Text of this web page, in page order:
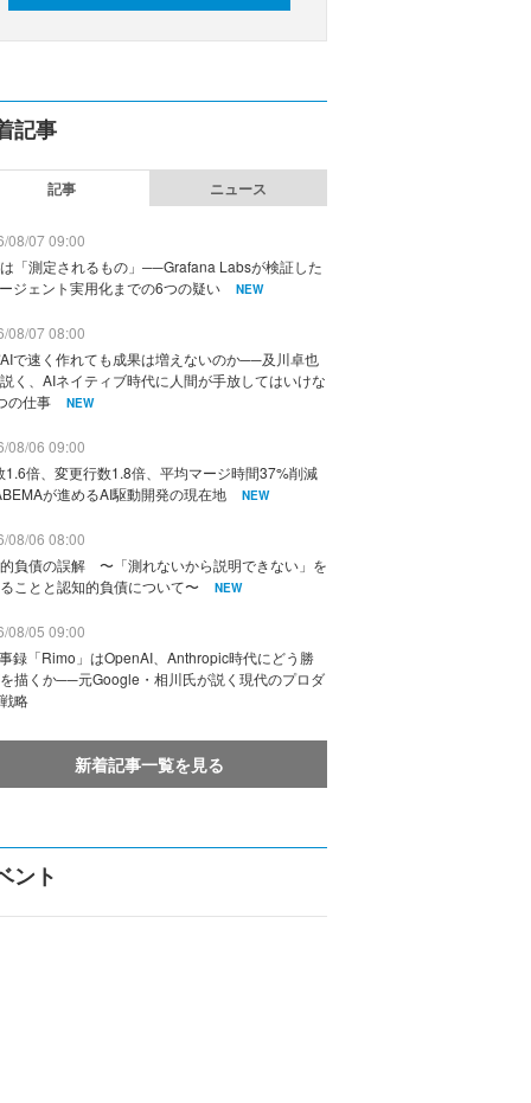
記事
記事 ニュース
08/07 09:00
「測定されるもの」──Grafana Labsが検証した
ジェント実用化までの6つの疑い
NEW
08/07 08:00
で速く作れても成果は増えないのか──及川卓也
く、AIネイティブ時代に人間が手放してはいけな
の仕事
NEW
08/06 09:00
1.6倍、変更行数1.8倍、平均マージ時間37%削減
が進めるAI駆動開発の現在地
NEW
08/06 08:00
負債の誤解 〜「測れないから説明できない」を
ことと認知的負債について〜
NEW
08/05 09:00
録「Rimo」はOpenAI、Anthropic時代にどう勝
描くか──元Google・相川氏が説く現代のプロダ
略
新着記事一覧を見る
ント